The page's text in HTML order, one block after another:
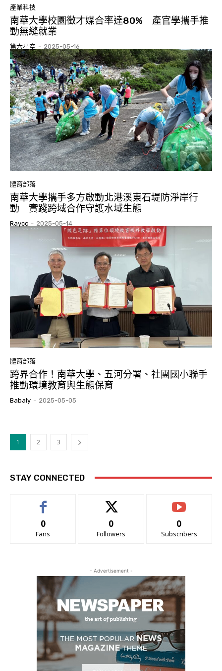
產業科技
南華大學校園徵才媒合率達80% 產官學攜手推
動無縫就業
第六星空 - 2025-05-16
體育部落
南華大學攜手多方啟動北港溪東石堤防淨岸行
動 實踐跨域合作守護水域生態
Raycc - 2025-05-14
體育部落
跨界合作！南華大學、五河分署、社團國小聯手
推動環境教育與生態保育
Babaly - 2025-05-05
1 2 3
STAY CONNECTED
0
Fans
0
Followers
0
Subscribers
- Advertisement -